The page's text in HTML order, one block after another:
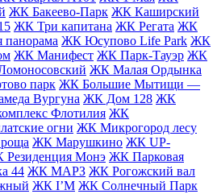
ЖК Бакеево-Парк ЖК Каширский
ЖК Три капитана ЖК Регата ЖК
ЖК Юсупово Life Park ЖК
ЖК Манифест ЖК Парк-Тауэр ЖК
ЖК Малая Ордынка
парк ЖК Большие Мытищи —
Вургуна ЖК Дом 128 ЖК
Флотилия ЖК
огни ЖК Микрогород лесу
ЖК Марушкино ЖК UP-
Монэ ЖК Парковая
44 ЖК МАРЗ ЖК Рогожский вал
ЖК I’M ЖК Солнечный Парк